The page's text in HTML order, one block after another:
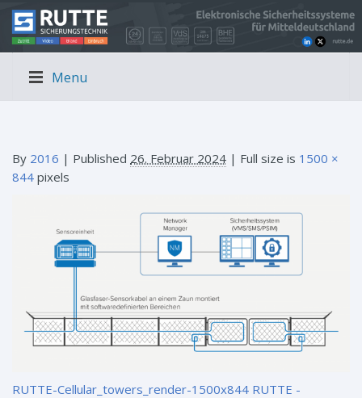
Menu
By 2016 | Published 26. Februar 2024 | Full size is 1500 ×
844 pixels
RUTTE-Cellular_towers_render-1500x844 RUTTE -